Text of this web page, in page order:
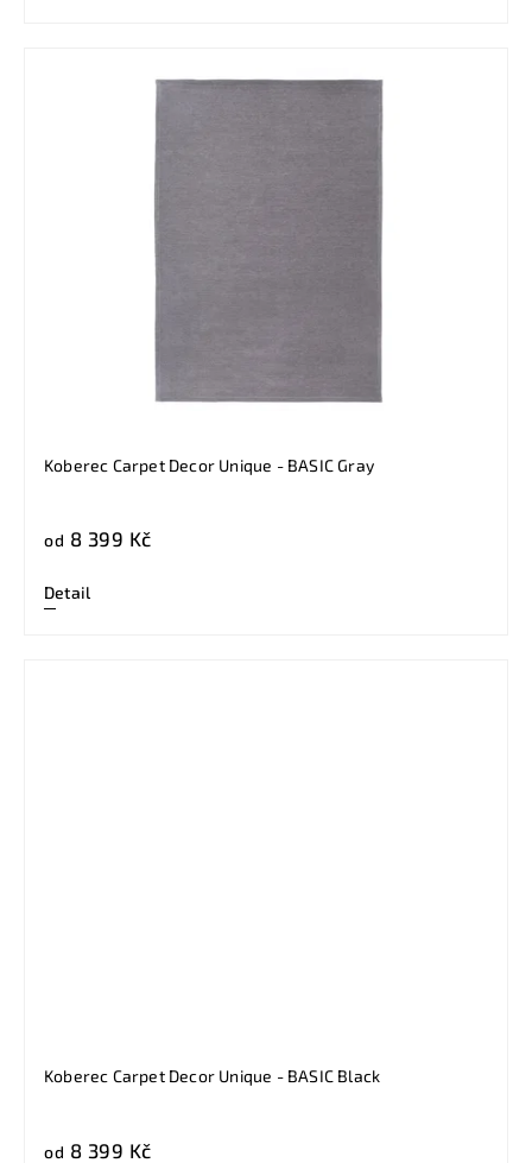
Koberec Carpet Decor Unique - BASIC Gray
od 8 399 Kč
Detail
Koberec Carpet Decor Unique - BASIC Black
od 8 399 Kč